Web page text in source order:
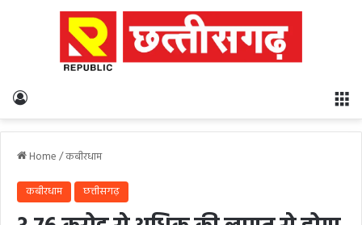
Home/कबीरधाम
कबीरधाम छत्तीसगढ़